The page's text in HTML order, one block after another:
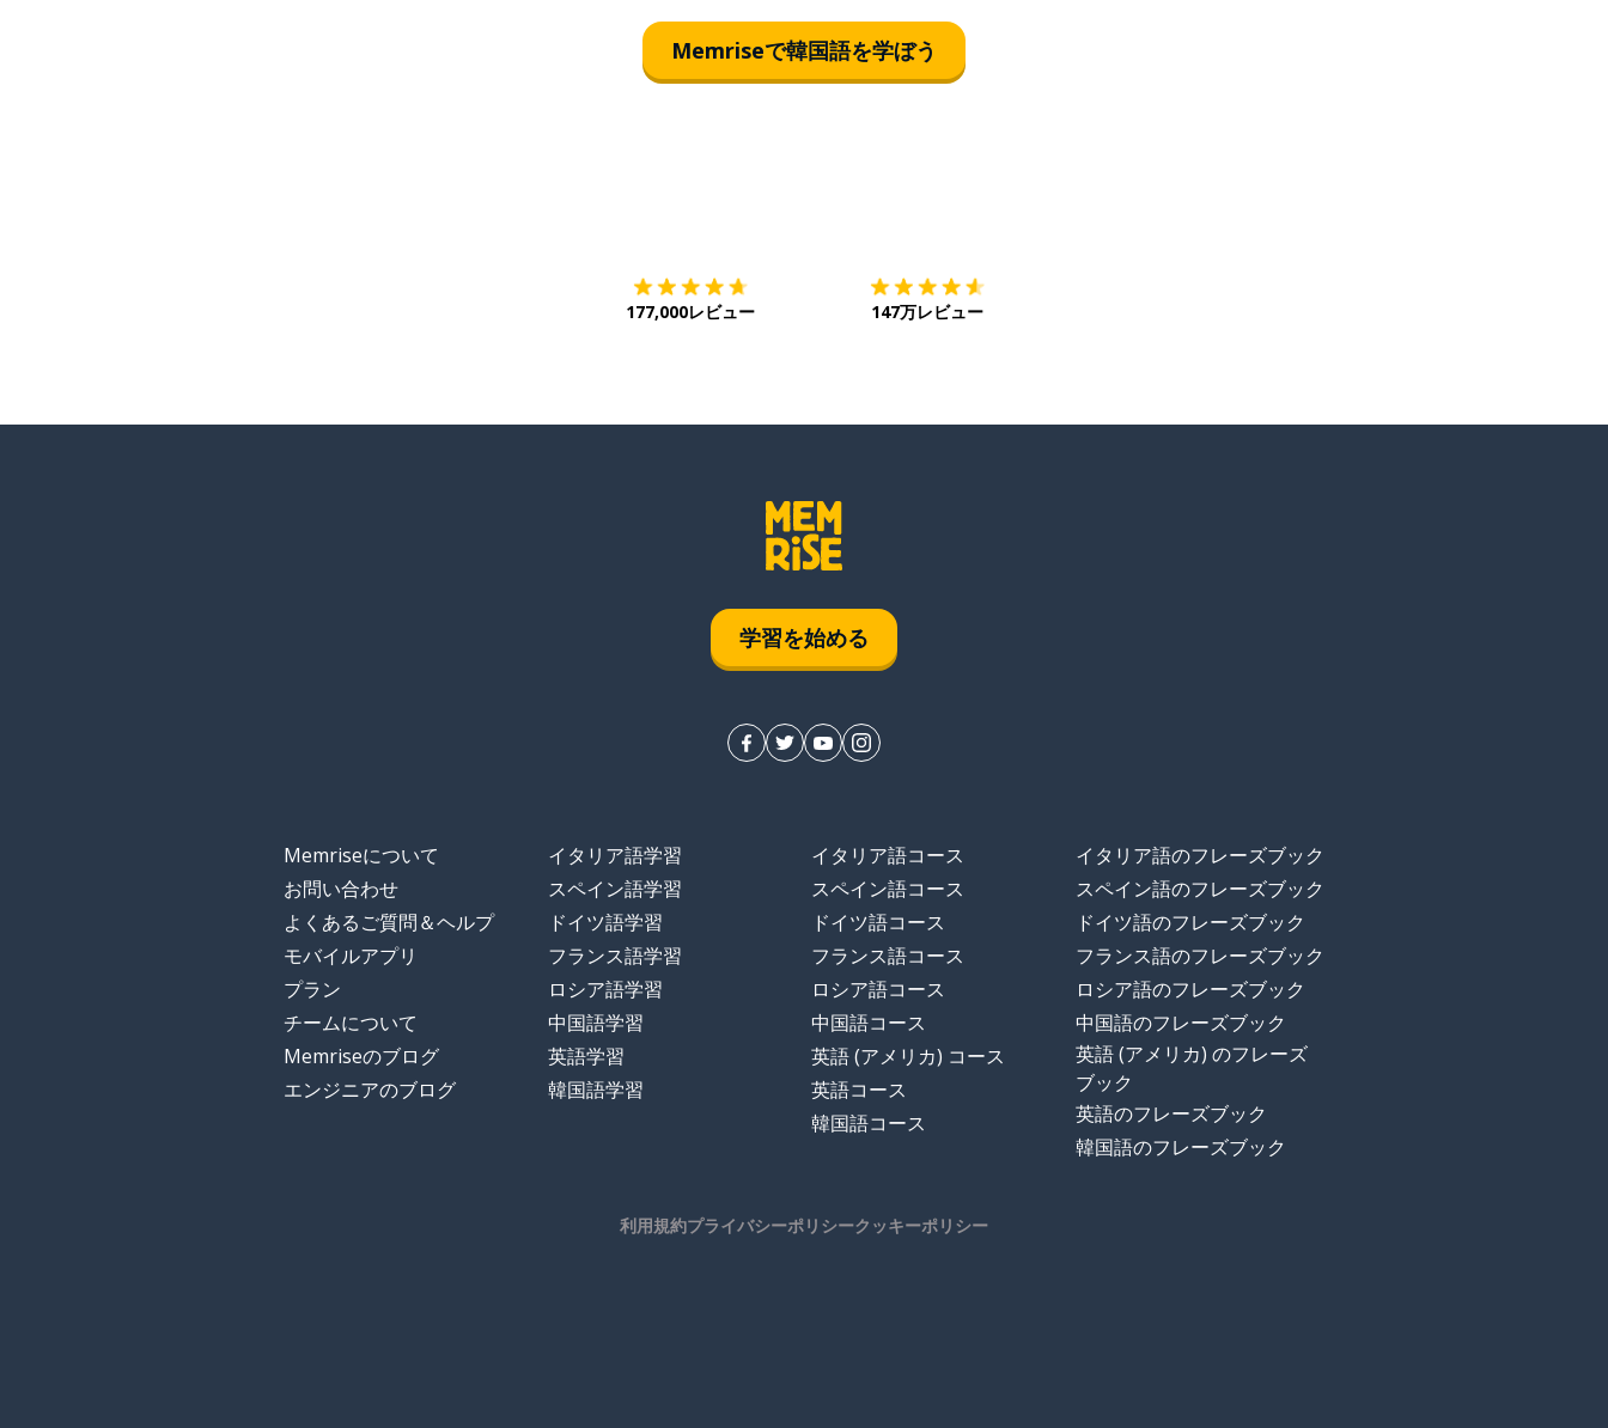
Memriseで韓国語を学ぼう
177,000レビュー 147万レビュー
学習を始める
Memriseについて
お問い合わせ
よくあるご質問＆ヘルプ
モバイルアプリ
プラン
チームについて
Memriseのブログ
エンジニアのブログ
イタリア語学習
スペイン語学習
ドイツ語学習
フランス語学習
ロシア語学習
中国語学習
英語学習
韓国語学習
イタリア語コース
スペイン語コース
ドイツ語コース
フランス語コース
ロシア語コース
中国語コース
英語 (アメリカ) コース
英語コース
韓国語コース
イタリア語のフレーズブック
スペイン語のフレーズブック
ドイツ語のフレーズブック
フランス語のフレーズブック
ロシア語のフレーズブック
中国語のフレーズブック
英語 (アメリカ) のフレーズ
ブック
英語のフレーズブック
韓国語のフレーズブック
利用規約プライバシーポリシークッキーポリシー